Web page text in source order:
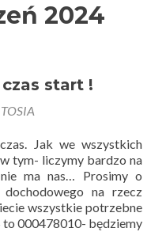
2024
start !
TOSIA
Jak we wszystkich
tym- liczymy bardzo na
ma nas… Prosimy o
na rzecz
wszystkie potrzebne
to 000478010- będziemy